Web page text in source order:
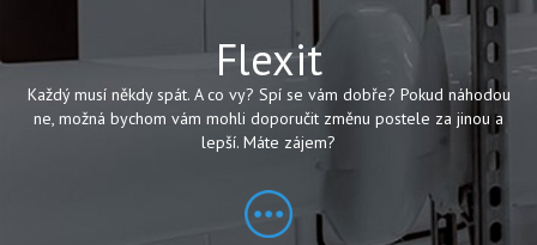
Flexit
Každý musí někdy spát. A co vy? Spí se vám dobře? Pokud náhodou
ne, možná bychom vám mohli doporučit změnu postele za jinou a
lepší. Máte zájem?